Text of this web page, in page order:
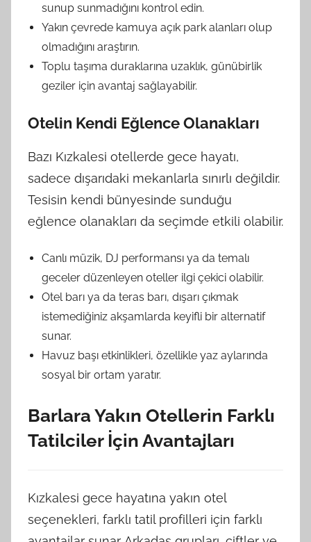
sunup sunmadığını kontrol edin.
Yakın çevrede kamuya açık park alanları olup
olmadığını araştırın.
Toplu taşıma duraklarına uzaklık, günübirlik
geziler için avantaj sağlayabilir.
Otelin Kendi Eğlence Olanakları
Bazı Kızkalesi otellerde gece hayatı,
sadece dışarıdaki mekanlarla sınırlı değildir.
Tesisin kendi bünyesinde sunduğu
eğlence olanakları da seçimde etkili olabilir.
Canlı müzik, DJ performansı ya da temalı
geceler düzenleyen oteller ilgi çekici olabilir.
Otel barı ya da teras barı, dışarı çıkmak
istemediğiniz akşamlarda keyifli bir alternatif
sunar.
Havuz başı etkinlikleri, özellikle yaz aylarında
sosyal bir ortam yaratır.
Barlara Yakın Otellerin Farklı
Tatilciler İçin Avantajları
Kızkalesi gece hayatına yakın otel
seçenekleri, farklı tatil profilleri için farklı